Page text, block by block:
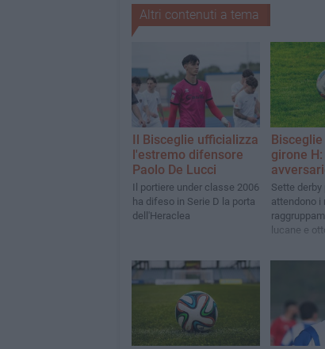
Altri contenuti a tema
Il Bisceglie ufficializza
l'estremo difensore
Paolo De Lucci
Il portiere under classe 2006
ha difeso in Serie D la porta
dell'Heraclea
girone
Sette derby
attendono i
lucane e